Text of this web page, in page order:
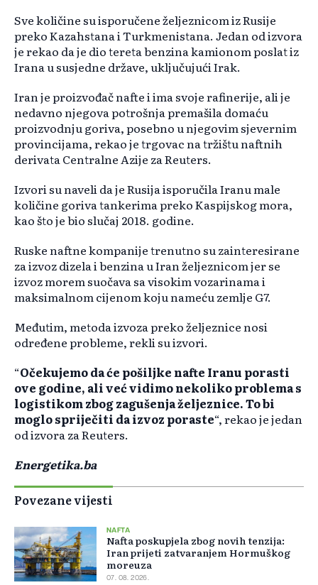
Sve količine su isporučene željeznicom iz Rusije
preko Kazahstana i Turkmenistana. Jedan od izvora
je rekao da je dio tereta benzina kamionom poslat iz
Irana u susjedne države, uključujući Irak.
Iran je proizvođač nafte i ima svoje rafinerije, ali je
nedavno njegova potrošnja premašila domaću
proizvodnju goriva, posebno u njegovim sjevernim
provincijama, rekao je trgovac na tržištu naftnih
derivata Centralne Azije za Reuters.
Izvori su naveli da je Rusija isporučila Iranu male
količine goriva tankerima preko Kaspijskog mora,
kao što je bio slučaj 2018. godine.
Ruske naftne kompanije trenutno su zainteresirane
za izvoz dizela i benzina u Iran željeznicom jer se
izvoz morem suočava sa visokim vozarinama i
maksimalnom cijenom koju nameću zemlje G7.
Međutim, metoda izvoza preko željeznice nosi
određene probleme, rekli su izvori.
“Očekujemo da će pošiljke nafte Iranu porasti
ove godine, ali već vidimo nekoliko problema s
logistikom zbog zagušenja željeznice. To bi
moglo spriječiti da izvoz poraste“, rekao je jedan
od izvora za Reuters.
Energetika.ba
Povezane vijesti
NAFTA
Nafta poskupjela zbog novih tenzija:
Iran prijeti zatvaranjem Hormuškog
moreuza
07. 08. 2026.